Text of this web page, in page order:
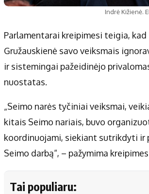
Indrė Kižienė.
Parlamentarai kreipimesi teigia, kad
Gružauskienė savo veiksmais
ir sistemingai pažeidinėjo
nuostatas.
„Seimo narės tyčiniai veiksmai,
kitais Seimo nariais, buvo
koordinuojami, siekiant sutrikdyti ir
Seimo darbą“, – pažymima
Tai populiaru: